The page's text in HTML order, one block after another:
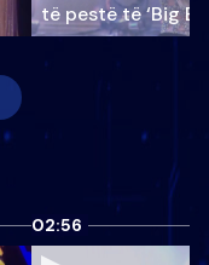
të pestë të ‘Big
02:56